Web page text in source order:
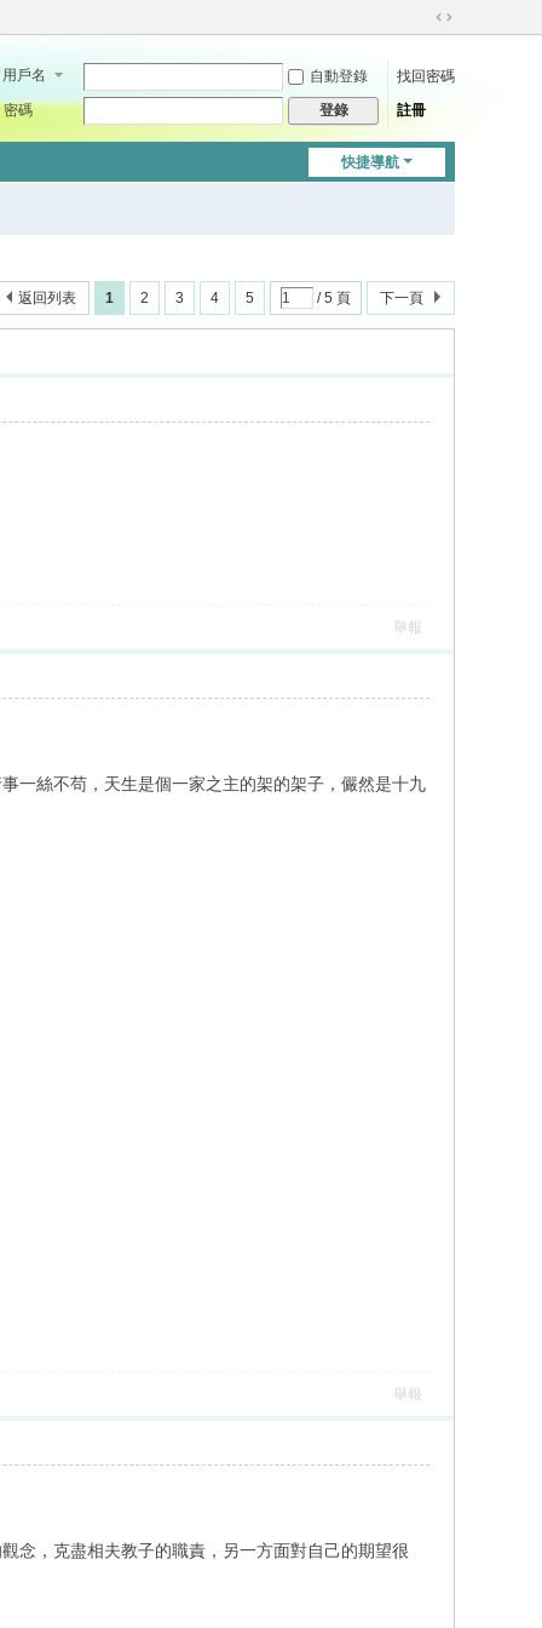
切
到
用戶名 自動登錄
找回密碼
密碼
登錄 註冊
快捷導航
1 2 3 4 5 / 5 頁 下一頁
返回列表
舉報
一絲不苟，天生是個一家之主的架的架子，儼然是十九
舉報
念，克盡相夫教子的職責，另一方面對自己的期望很